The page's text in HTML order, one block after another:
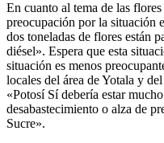
En cuanto al tema de las
preocupación por la situación
dos toneladas de flores están
diésel». Espera que esta
situación es menos
locales del área de Yotala y
«Potosí Sí debería estar
desabastecimiento o alza de
Sucre».